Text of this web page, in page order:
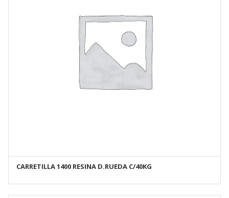
AÑADIR AL CARRITO
CARRETILLA 1400 RESINA D.RUEDA C/40KG